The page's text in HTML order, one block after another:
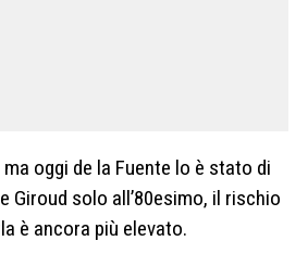
oggi de la Fuente lo è stato di
Giroud solo all’80esimo, il rischio
è ancora più elevato.